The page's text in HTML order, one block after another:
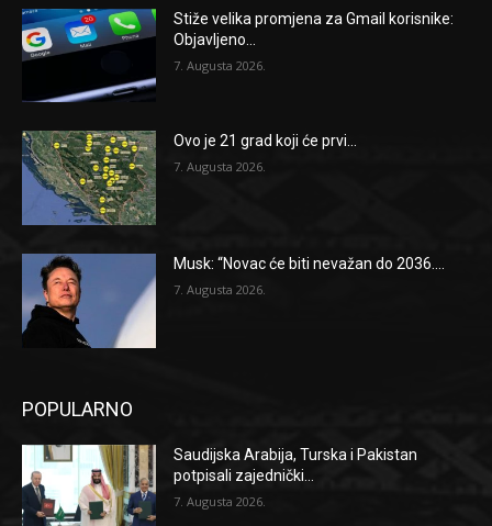
Stiže velika promjena za Gmail korisnike:
Objavljeno...
7. Augusta 2026.
Ovo je 21 grad koji će prvi...
7. Augusta 2026.
Musk: “Novac će biti nevažan do 2036....
7. Augusta 2026.
POPULARNO
Saudijska Arabija, Turska i Pakistan
potpisali zajednički...
7. Augusta 2026.